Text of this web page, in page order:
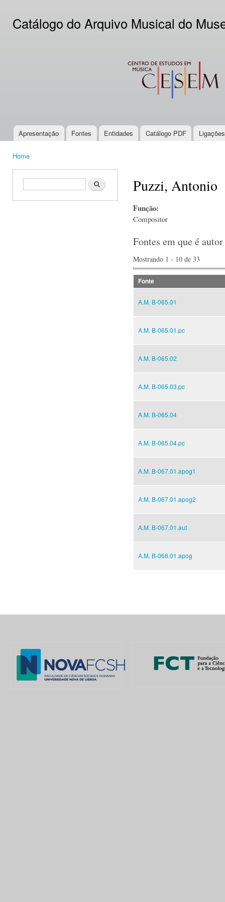
Catálogo do Arquivo Musical do
CESEM
Main menu
Apresentação Fontes Entidades Catálogo PDF
Home
Search form Search Puzzi, Antonio
Função:
Compositor
Fontes em que é
Mostrando 1 - 10 de 33
Fonte
A.M. B-065.01
A.M. B-065.01.pc
A.M. B-065.02
A.M. B-065.03.pc
A.M. B-065.04
A.M. B-065.04.pc
A.M. B-067.01.apog1
A.M. B-067.01.apog2
A.M. B-067.01.aut
A.M. B-068.01.apog